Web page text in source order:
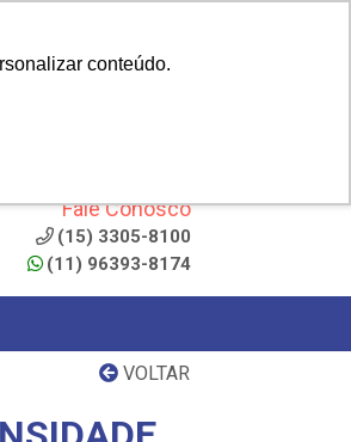
conteúdo.
Fale Conosco
(15) 3305-8100
(11) 96393-8174
VOLTAR